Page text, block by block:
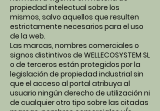
propiedad intelectual sobre los
mismos, salvo aquellos que resulten
estrictamente necesarios para el uso
de la web.
Las marcas, nombres comerciales o
signos distintivos de WELLECOSYSTEM SL
o de terceros están protegidos por la
legislación de propiedad industrial sin
que el acceso al portal atribuya al
usuario ningún derecho de utilización ni
de cualquier otro tipo sobre las citadas